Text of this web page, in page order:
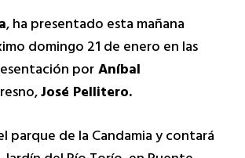
, ha presentado esta mañana
domingo 21 de enero en las
porAníbal
José Pellitero.
de la Candamia y contará